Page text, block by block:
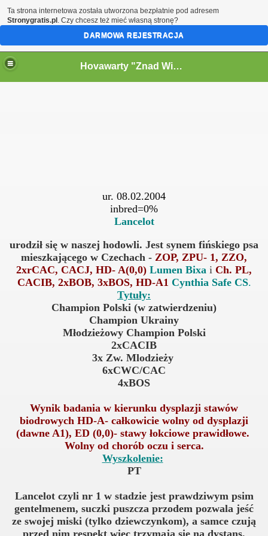
Hovawarty "Znad Wielkiego Kanału" FCI
ur. 08.02.2004
inbred=0%
Lancelot
urodził się w naszej hodowli. Jest synem fińskiego psa
mieszkającego w Czechach - ZOP, ZPU- 1, ZZO,
2xrCAC, CACJ, HD- A(0,0) Lumen Bixa i Ch. PL,
CACIB, 2xBOB, 3xBOS, HD-A1 Cynthia Safe CS.
Tytuły:
Champion Polski (w zatwierdzeniu)
Champion Ukrainy
Młodzieżowy Champion Polski
2xCACIB
3x Zw. Mlodzieży
6xCWC/CAC
4xBOS
Wynik badania w kierunku dysplazji stawów
biodrowych HD-A- całkowicie wolny od dysplazji
(dawne A1), ED (0,0)- stawy łokciowe prawidłowe.
Wolny od chorób oczu i serca.
Wyszkolenie:
PT
Lancelot czyli nr 1 w stadzie jest prawdziwym psim
gentelmenem, suczki puszcza przodem pozwala jeść
ze swojej miski (tylko dziewczynkom), a samce czują
przed nim respekt więc trzymają się na dystans.
Ta strona internetowa została utworzona bezpłatnie pod adresem
Stronygratis.pl . Czy chcesz też mieć własną stronę?
DARMOWA REJESTRACJA